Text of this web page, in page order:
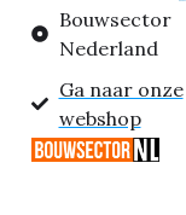
Bouwsector
Nederland
Ga naar onze
webshop